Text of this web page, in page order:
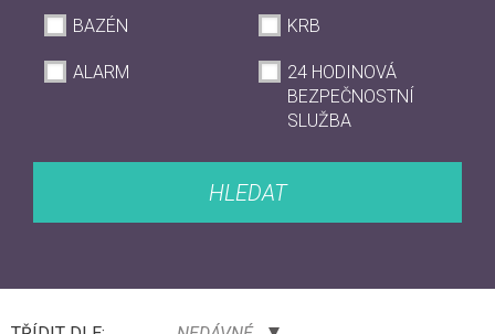
BAZÉN KRB
ALARM
24 HODINOVÁ
BEZPEČNOSTNÍ
SLUŽBA
HLEDAT